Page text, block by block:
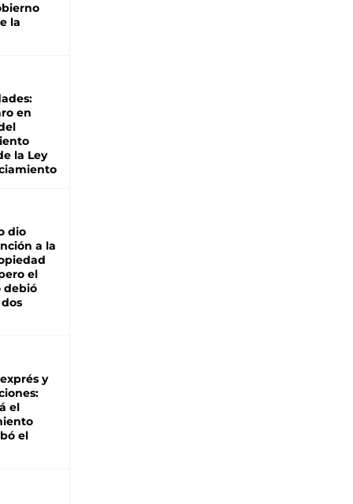
la
en
la Ley
dio
a la
el
debió
y
el
el